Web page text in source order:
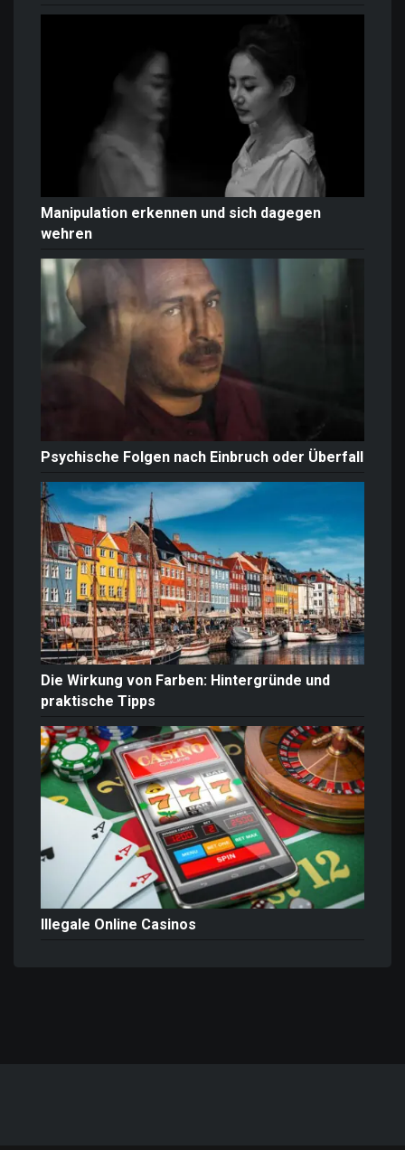
Manipulation erkennen und sich dagegen
wehren
Psychische Folgen nach Einbruch oder Überfall
Die Wirkung von Farben: Hintergründe und
praktische Tipps
Illegale Online Casinos